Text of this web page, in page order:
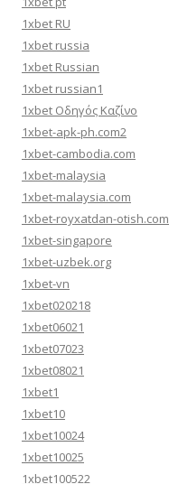
1xbet RU
1xbet russia
1xbet Russian
1xbet russian1
1xbet Οδηγός Καζίνο
1xbet-apk-ph.com2
1xbet-cambodia.com
1xbet-malaysia
1xbet-malaysia.com
1xbet-royxatdan-otish.com
1xbet-singapore
1xbet-uzbek.org
1xbet-vn
1xbet020218
1xbet06021
1xbet07023
1xbet08021
1xbet1
1xbet10
1xbet10024
1xbet10025
1xbet100522